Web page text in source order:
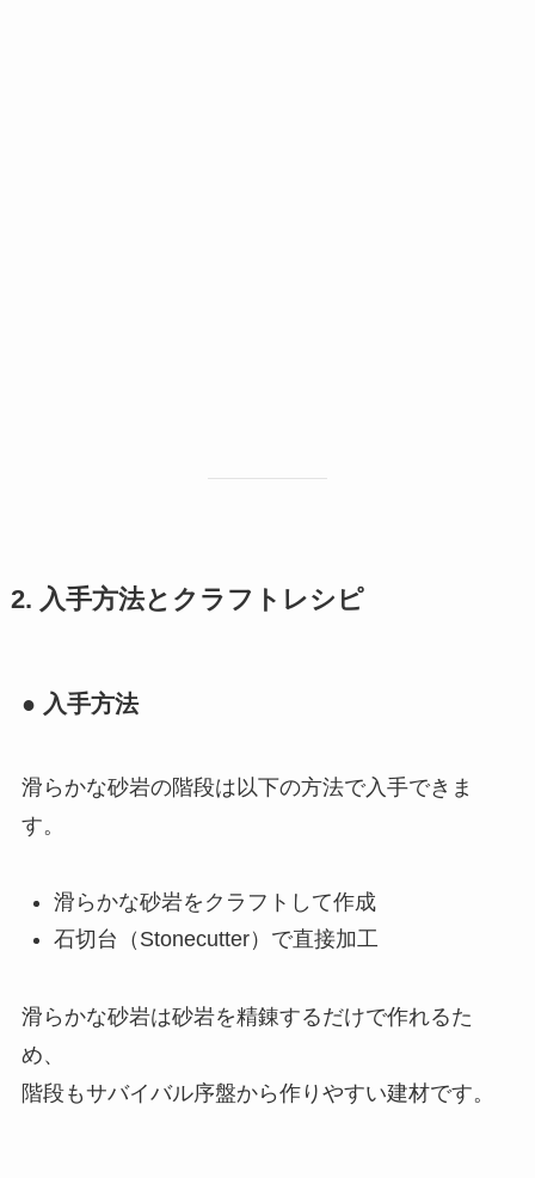
2. 入手方法とクラフトレシピ
● 入手方法
滑らかな砂岩の階段は以下の方法で入手できま
す。
滑らかな砂岩をクラフトして作成
石切台（Stonecutter）で直接加工
滑らかな砂岩は砂岩を精錬するだけで作れるた
め、
階段もサバイバル序盤から作りやすい建材です。